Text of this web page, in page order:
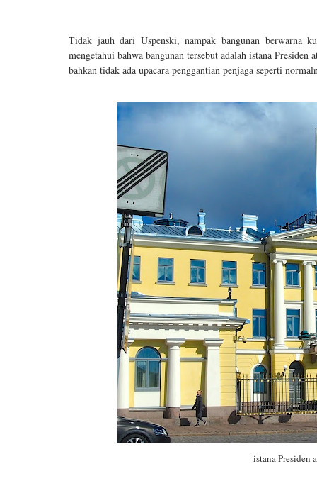
Tidak jauh dari Uspenski, nampak bangunan berwarna
mengetahui bahwa bangunan tersebut adalah istana
bahkan tidak ada upacara penggantian penjaga seperti
istana Presiden